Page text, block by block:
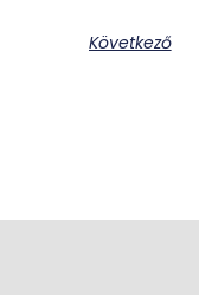
Következő